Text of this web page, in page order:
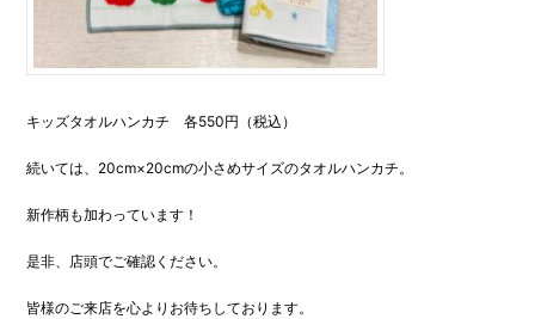
キッズタオルハンカチ 各550円（税込）
続いては、20cm×20cmの小さめサイズのタオルハンカチ。
新作柄も加わっています！
是非、店頭でご確認ください。
皆様のご来店を心よりお待ちしております。